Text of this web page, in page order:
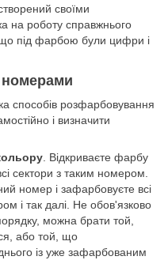
своїми
на роботу справжнього
що під фарбою були цифри і
номерами
способів розфарбовування
і визначити
. Відкриваєте фарбу
сектори з таким номером.
номер і зафарбовуєте всі
і так далі. Не обов'язково
можна брати той,
або той, що
із уже зафарбованим